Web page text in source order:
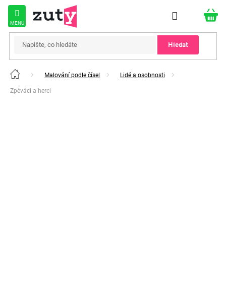
Přejít
obsah
Hledat
Domů Malování podle čísel Lidé a osobnosti
Zpěváci a herci